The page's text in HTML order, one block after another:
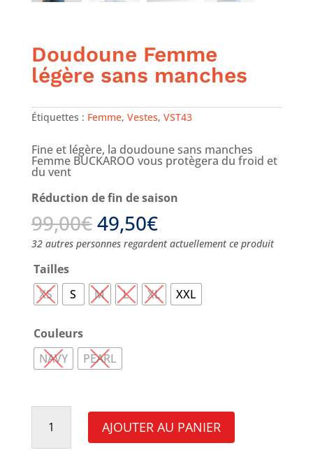
Doudoune Femme
légère sans manches
Étiquettes : Femme, Vestes, VST43
Fine et légère, la doudoune sans manches
Femme BUCKAROO vous protègera du froid et
du vent
Réduction de fin de saison
99,00€49,50€
32 autres personnes regardent actuellement ce produit
Tailles
XS
S M L XL XXL
Couleurs
NAVY
PEARL
quantité
Doudoune AJOUTER AU PANIER